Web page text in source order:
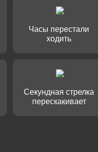
Часы перестали
ходить
Секундная стрелка
перескакивает